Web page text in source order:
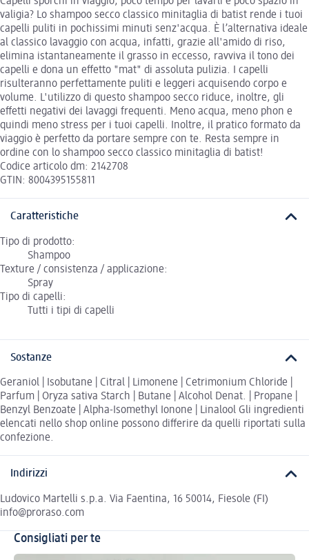
valigia? Lo shampoo secco classico minitaglia di batist rende i tuoi
capelli puliti in pochissimi minuti senz'acqua. È l’alternativa ideale
al classico lavaggio con acqua, infatti, grazie all'amido di riso,
elimina istantaneamente il grasso in eccesso, ravviva il tono dei
capelli e dona un effetto "mat" di assoluta pulizia. I capelli
risulteranno perfettamente puliti e leggeri acquisendo corpo e
volume. L'utilizzo di questo shampoo secco riduce, inoltre, gli
effetti negativi dei lavaggi frequenti. Meno acqua, meno phon e
quindi meno stress per i tuoi capelli. Inoltre, il pratico formato da
viaggio è perfetto da portare sempre con te. Resta sempre in
ordine con lo shampoo secco classico minitaglia di batist!
Codice articolo dm: 2142708
GTIN: 8004395155811
Caratteristiche
Tipo di prodotto:
Shampoo
Texture / consistenza / applicazione:
Spray
Tipo di capelli:
Tutti i tipi di capelli
Sostanze
Geraniol | Isobutane | Citral | Limonene | Cetrimonium Chloride |
Parfum | Oryza sativa Starch | Butane | Alcohol Denat. | Propane |
Benzyl Benzoate | Alpha-Isomethyl Ionone | Linalool Gli ingredienti
elencati nello shop online possono differire da quelli riportati sulla
confezione.
Indirizzi
Ludovico Martelli s.p.a. Via Faentina, 16 50014, Fiesole (FI)
info@proraso.com
Consigliati per te